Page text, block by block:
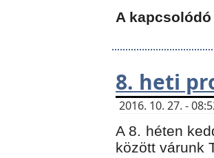
A
8. heti
2016. 10. 27. -
A 8. héten
között várunk